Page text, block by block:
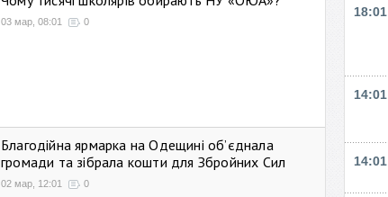
03 мар, 08:01 0
Благодійна ярмарка на Одещині об’єднала
громади та зібрала кошти для Збройних Сил
02 мар, 12:01 0
18:01
14:01
14:01